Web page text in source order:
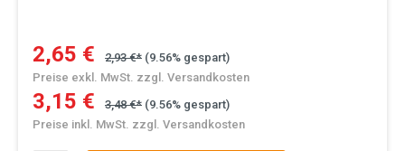
2,65 € 2,93 €* (9.56% gespart)
Preise exkl. MwSt. zzgl. Versandkosten
3,15 € 3,48 €* (9.56% gespart)
Preise inkl. MwSt. zzgl. Versandkosten